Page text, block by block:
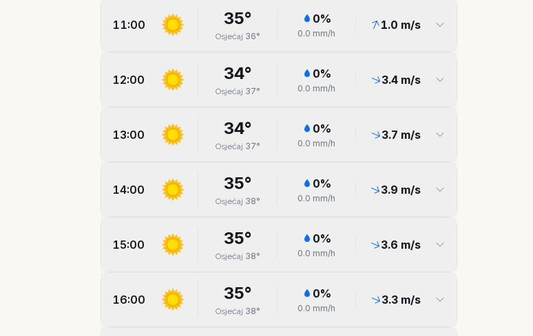
11:00 35°
Osjećaj 36°
0%
0.0 mm/h
1.0 m/s
12:00 34°
Osjećaj 37°
0%
0.0 mm/h
3.4m/s
13:00 34°
Osjećaj 37°
0%
0.0 mm/h
3.7 m/s
14:00 35°
Osjećaj 38°
0%
0.0 mm/h
3.9 m/s
15:00 35°
Osjećaj 38°
0%
0.0 mm/h
3.6 m/s
16:00 35°
Osjećaj 38°
0%
0.0 mm/h
3.3m/s